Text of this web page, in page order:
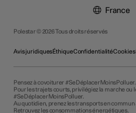
Polestar © 2026 Tous droits réservés
Avis juridiquesÉthiqueConfidentialitéCookies
France
Pensez à covoiturer #SeDéplacerMoinsPolluer.
Pour les trajets courts, privilégiez la marche ou
#SeDéplacerMoinsPolluer.
Au quotidien, prenez les transports en
Retrouvez les consommations énergétiques.